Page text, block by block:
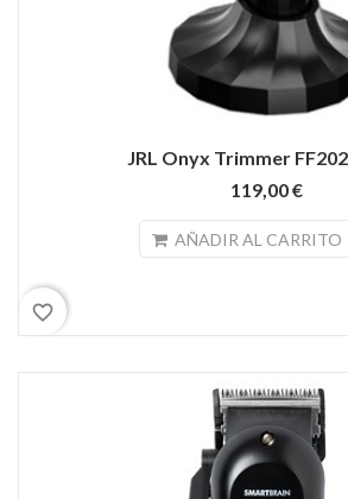
JRL Onyx Trimmer
119,00 €
AÑADIR AL CARRITO
favorite_border